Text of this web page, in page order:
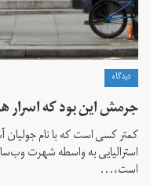
دیدگاه
جرمش این بود که اسرار
کمتر کسی است که با نام جولیان
استرالیایی به واسطه شهرت
است،...